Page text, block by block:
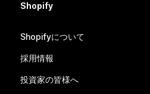
Shopify
Shopifyについて
採用情報
投資家の皆様へ